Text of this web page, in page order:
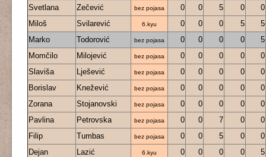
Svetlana
Zečević bez pojasa 0 0 5 0
0
Miloš
Svilarević 6.kyu 0 0 0 5
5
Marko
Todorović bez pojasa 0 0 0 0
5
Momčilo
Milojević bez pojasa 0 0 0 0
0
Slaviša
Lješević bez pojasa 0 0 0 0
0
Borislav
Knežević bez pojasa 0 0 0 0
0
Zorana
Stojanovski bez pojasa 0 0 0 0
0
Pavlina
Petrovska bez pojasa 0 0 7 0
0
Filip
Tumbas bez pojasa 0 0 5 0
0
Dejan
Lazić 6.kyu 0 0 0 0
5